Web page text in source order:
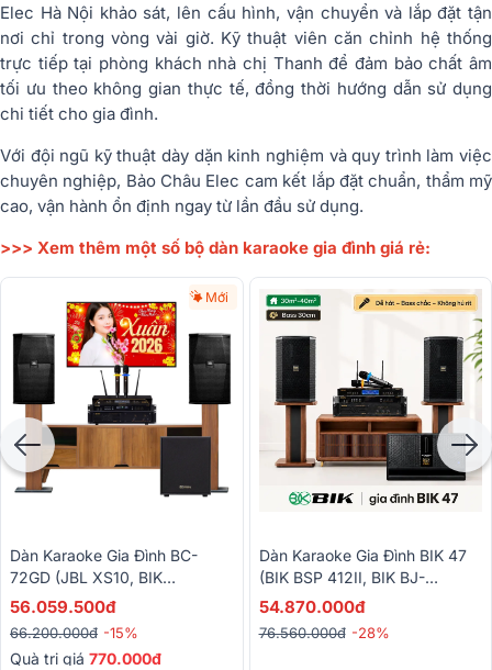
Elec Hà Nội khảo sát, lên cấu hình, vận chuyển và lắp đặt tận
nơi chỉ trong vòng vài giờ. Kỹ thuật viên căn chỉnh hệ thống
trực tiếp tại phòng khách nhà chị Thanh để đảm bảo chất âm
tối ưu theo không gian thực tế, đồng thời hướng dẫn sử dụng
chi tiết cho gia đình.
Với đội ngũ kỹ thuật dày dặn kinh nghiệm và quy trình làm việc
chuyên nghiệp, Bảo Châu Elec cam kết lắp đặt chuẩn, thẩm mỹ
cao, vận hành ổn định ngay từ lần đầu sử dụng.
>>> Xem thêm một số bộ dàn karaoke gia đình giá rẻ:
Mới
Dàn Karaoke Gia Đình BC-
72GD (JBL XS10, BIK
VM620A, BIK BPR-5800, BIK
56.059.500đ
66.200.000đ -15%
Quà trị giá 770.000đ
Dàn Karaoke Gia Đình BIK 47
(BIK BSP 412II, BIK BJ-
W88PLUS, BIK VM830A, BIK
54.870.000đ
76.560.000đ -28%